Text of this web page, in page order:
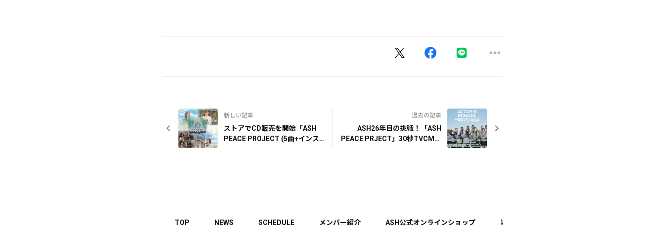
新しい記事
ストアでCD販売を開始「ASH
PEACE PROJECT (5曲+インス
過去の記事
ASH26年目の挑戦！「ASH
PEACE PRJECT」30秒TVCMを
TOP NEWS SCHEDULE メンバー紹介 ASH公式オンラインショップ 当サイトについて